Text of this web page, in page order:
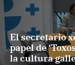
El secretario
papel de
la cultura